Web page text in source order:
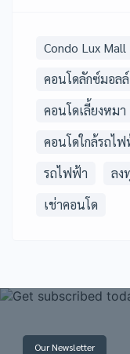
Condo Lux Mall
คอนโดลักซ์มอลล์
คอนโดเลี้ยงหมา
คอนโดใกล้รถไฟ
รถไฟฟ้า
ลง
เช่าคอนโด
Our Newsletter